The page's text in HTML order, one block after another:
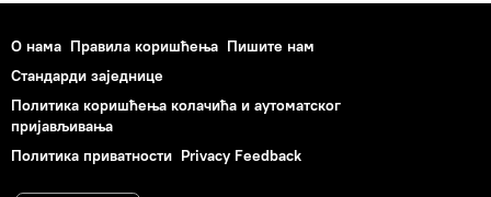
О нама Правила коришћења Пишите нам
Стандарди заједнице
Политика коришћења колачића и аутоматског
пријављивања
Политика приватности Privacy Feedback